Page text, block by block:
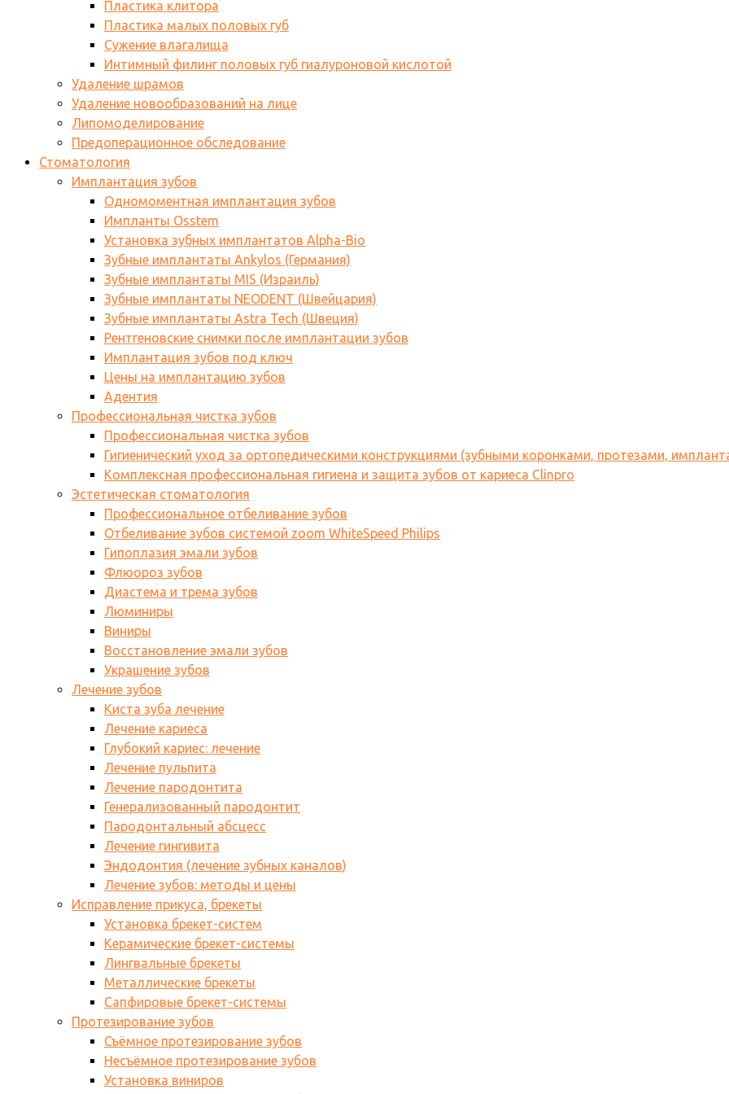
Пластика клитора
Пластика малых половых губ
Сужение влагалища
Интимный филинг половых губ гиалуроновой кислотой
Удаление шрамов
Удаление новообразований на лице
Липомоделирование
Предоперационное обследование
Стоматология
Имплантация зубов
Одномоментная имплантация зубов
Импланты Osstem
Установка зубных имплантатов Alpha-Bio
Зубные имплантаты Ankylos (Германия)
Зубные имплантаты MIS (Израиль)
Зубные имплантаты NEODENT (Швейцария)
Зубные имплантаты Astra Tech (Швеция)
Рентгеновские снимки после имплантации зубов
Имплантация зубов под ключ
Цены на имплантацию зубов
Адентия
Профессиональная чистка зубов
Профессиональная чистка зубов
Гигиенический уход за ортопедическими конструкциями (зубными коронками, протезами,
Комплексная профессиональная гигиена и защита зубов от кариеса Clinpro
Эстетическая стоматология
Профессиональное отбеливание зубов
Отбеливание зубов системой zoom WhiteSpeed Philips
Гипоплазия эмали зубов
Флюороз зубов
Диастема и трема зубов
Люминиры
Виниры
Восстановление эмали зубов
Украшение зубов
Лечение зубов
Киста зуба лечение
Лечение кариеса
Глубокий кариес: лечение
Лечение пульпита
Лечение пародонтита
Генерализованный пародонтит
Пародонтальный абсцесс
Лечение гингивита
Эндодонтия (лечение зубных каналов)
Лечение зубов: методы и цены
Исправление прикуса, брекеты
Установка брекет-систем
Керамические брекет-системы
Лингвальные брекеты
Металлические брекеты
Сапфировые брекет-системы
Протезирование зубов
Съёмное протезирование зубов
Несъёмное протезирование зубов
Установка виниров